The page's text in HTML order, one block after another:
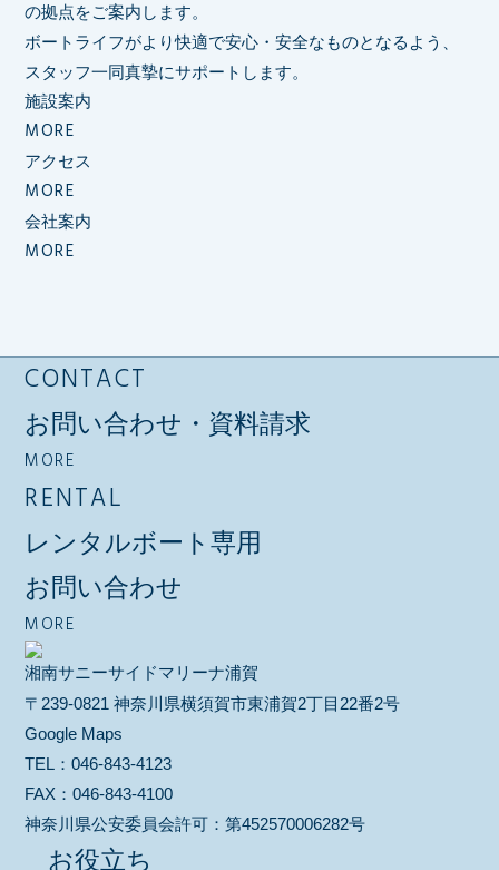
の拠点をご案内します。
ボートライフがより快適で安心・安全なものとなるよう、
スタッフ一同真摯にサポートします。
施設案内
MORE
アクセス
MORE
会社案内
MORE
CONTACT
お問い合わせ・資料請求
MORE
RENTAL
レンタルボート専用
お問い合わせ
MORE
湘南サニーサイドマリーナ浦賀
〒239-0821 神奈川県横須賀市東浦賀2丁目22番2号
Google Maps
TEL：046-843-4123
FAX：046-843-4100
神奈川県公安委員会許可：第452570006282号
お役立ち